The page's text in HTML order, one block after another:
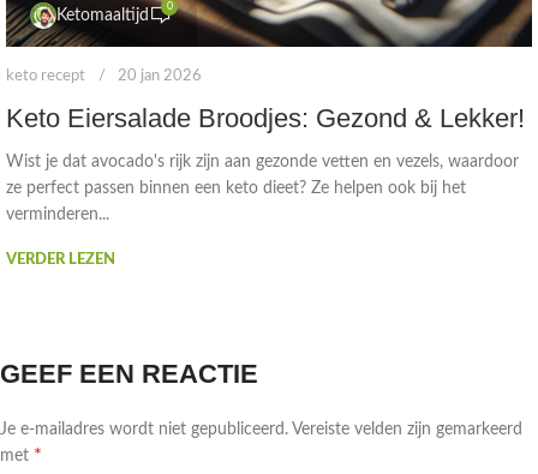
Ketomaaltijd
0
keto recept 20 jan 2026
Keto Eiersalade Broodjes: Gezond & Lekker!
Wist je dat avocado's rijk zijn aan gezonde vetten en vezels, waardoor
ze perfect passen binnen een keto dieet? Ze helpen ook bij het
verminderen...
VERDER LEZEN
GEEF EEN REACTIE
Je e-mailadres wordt niet gepubliceerd. Vereiste velden zijn gemarkeerd
met *